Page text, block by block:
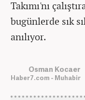
Takımı'nı
bugünlerde sık
anılıyor.
Osman Kocaer
Haber7.com - Muhabir